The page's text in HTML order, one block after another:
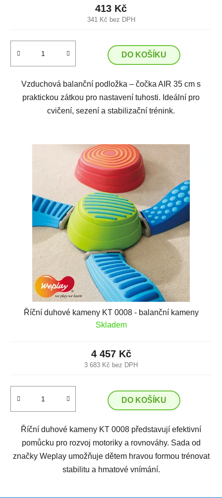
341 Kč bez DPH
413 Kč
DO KOŠÍKU
Vzduchová balanční podložka – čočka AIR 35 cm s
praktickou zátkou pro nastavení tuhosti. Ideální pro
cvičení, sezení a stabilizační trénink.
Říční duhové kameny KT 0008 - balanční kameny
Skladem
3 683 Kč bez DPH
4 457 Kč
DO KOŠÍKU
Říční duhové kameny KT 0008 představují efektivní
pomůcku pro rozvoj motoriky a rovnováhy. Sada od
značky Weplay umožňuje dětem hravou formou trénovat
stabilitu a hmatové vnímání.